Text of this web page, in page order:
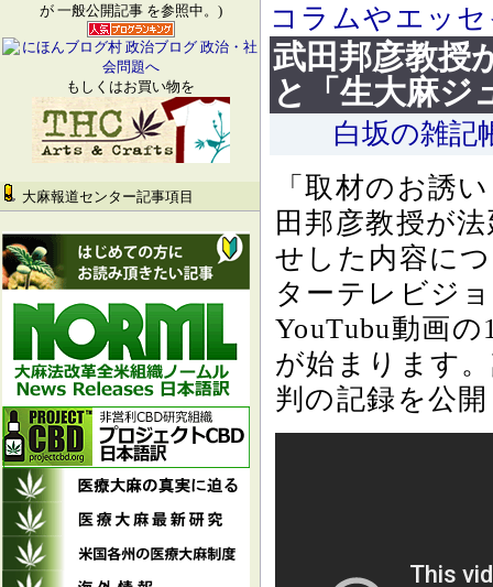
が 一般公開記事 を参照中。)
もしくはお買い物を
大麻報道センター記事項目
コラムやエッ
武田邦彦教授
と「生大麻ジ
白坂の雑記
「取材のお誘
田邦彦教授が
せした内容に
ターテレビジ
YouTubu動画
が始まります
判の記録を公